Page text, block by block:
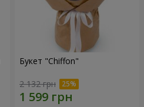
Букет "Chiffon"
2 132 грн